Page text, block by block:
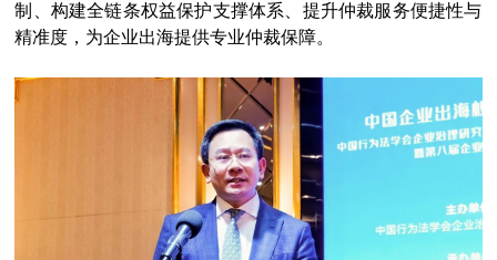
制、构建全链条权益保护支撑体系、提升仲裁服务便捷性与
精准度，为企业出海提供专业仲裁保障。